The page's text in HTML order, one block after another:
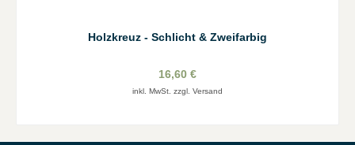
Holzkreuz - Schlicht & Zweifarbig
16,60 €
inkl. MwSt. zzgl. Versand